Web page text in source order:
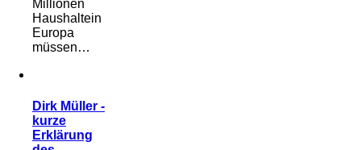
Millionen
Haushaltein
Europa
müssen…
Dirk Müller -
kurze
Erklärung